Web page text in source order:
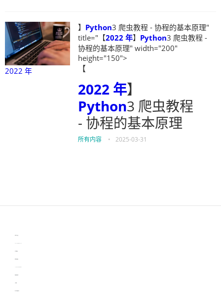
2022 年
】 Python3 爬虫教程 - 协程的基本原理"
title="【2022 年】 Python3 爬虫教程 -
协程的基本原理" width="200"
height="150">
【
2022 年】
Python3 爬虫教程
- 协程的基本原理
所有内容 • 2025-03-31